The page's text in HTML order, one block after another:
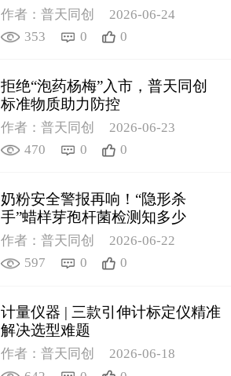
作者：普天同创
2026-06-24
353
0 0
拒绝“泡药杨梅”入市，普天同创
标准物质助力防控
作者：普天同创
2026-06-23
470
0 0
奶粉安全警报再响！“隐形杀
手”蜡样芽孢杆菌检测知多少
作者：普天同创
2026-06-22
597
0 0
计量仪器 | 三款引伸计标定仪精准
解决选型难题
作者：普天同创
2026-06-18